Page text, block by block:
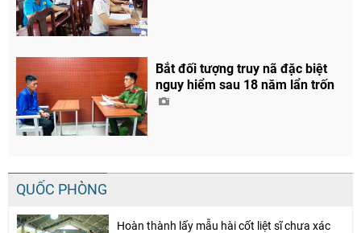
Bắt đối tượng truy nã đặc biệt
nguy hiểm sau 18 năm lẩn trốn
QUỐC PHÒNG
Hoàn thành lấy mẫu hài cốt liệt sĩ chưa xác